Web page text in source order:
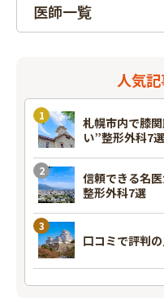
医師一覧
人気
札幌市内で膝
い”整形外科7
信頼できる名
整形外科7選
口コミで評判